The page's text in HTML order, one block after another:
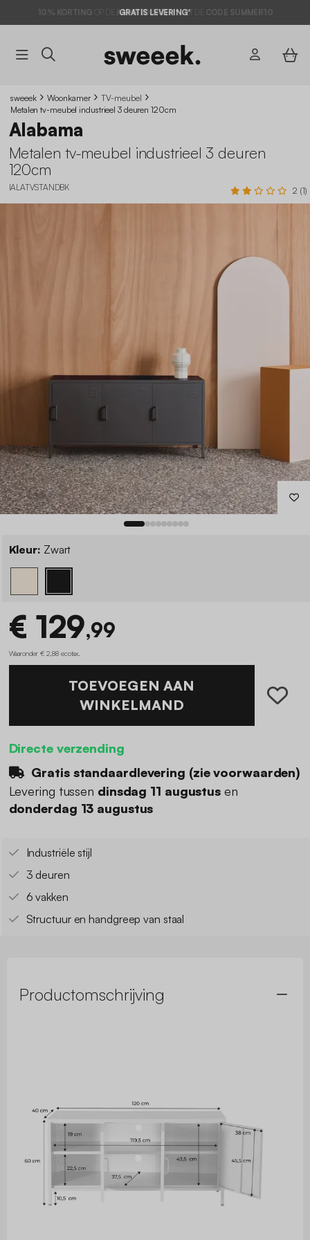
10% KORTING AANBIEDINGEN*MET DE CODE SUMMER10
GRATIS LEVERING*
sweeek Woonkamer
TV-meubel
Metalen tv-meubel industrieel 3 deuren 120cm
Alabama
Metalen tv-meubel industrieel 3 deuren
120cm
IALATVSTANDBK 2 (1)
Kleur: Zwart
€ 129,99
Waaronder € 2,88 ecotax
TOEVOEGEN AAN
WINKELMAND
Directe verzending
Gratis standaardlevering (zie voorwaarden)
Levering tussen dinsdag 11 augustus en
donderdag 13 augustus
Industriële stijl
3 deuren
6 vakken
Structuur en handgreep van staal
Productomschrijving